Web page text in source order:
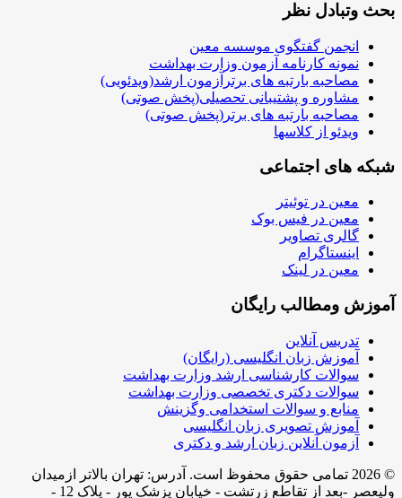
بحث وتبادل نظر
انجمن گفتگوی موسسه معین
نمونه کارنامه آزمون وزارت بهداشت
مصاحبه بارتبه های برترآزمون ارشد(ویدئویی)
مشاوره و پشتیبانی تحصیلی(پخش صوتی)
مصاحبه بارتبه های برتر(پخش صوتی)
ویدئو از کلاسها
شبکه های اجتماعی
معین در توئیتر
معین در فیس بوک
گالری تصاویر
اینستاگرام
معین در لینک
آموزش ومطالب رایگان
تدریس آنلاین
آموزش زبان انگلیسی (رایگان)
سوالات کارشناسی ارشد وزارت بهداشت
سوالات دکتری تخصصی وزارت بهداشت
منابع و سوالات استخدامی وگزینش
آموزش تصویری زبان انگلیسی
آزمون آنلاین زبان ارشد و دکتری
© 2026 تمامی حقوق محفوظ است. آدرس:‌ تهران بالاتر ازمیدان
ولیعصر -بعد از تقاطع زرتشت - خیابان پزشک پور - پلاک 12 -